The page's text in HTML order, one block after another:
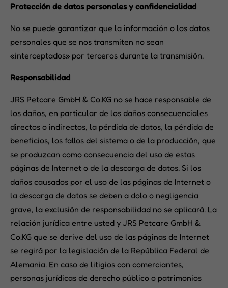
Protección de datos personales y confidencialidad
No se puede garantizar que la información o los datos
personales que se nos transmiten no sean
«interceptados» por terceros durante la transmisión.
Responsabilidad
JRS Petcare GmbH & Co.KG no se hace responsable de
los daños, en particular de los daños consecuenciales
directos o indirectos, la pérdida de datos, la pérdida de
beneficios, los fallos del sistema o de la producción, que
se produzcan como consecuencia del uso de estas
páginas de Internet o de la descarga de datos. Si los
daños causados por el uso de las páginas de Internet o
la descarga de datos se deben a dolo o negligencia
grave, la exclusión de responsabilidad no se aplicará. La
relación jurídica entre usted y JRS Petcare GmbH &
Co.KG que se derive del uso de las páginas de Internet
se regirá por la legislación de la República Federal de
Alemania. En caso de litigios con comerciantes,
personas jurídicas de derecho público o patrimonios